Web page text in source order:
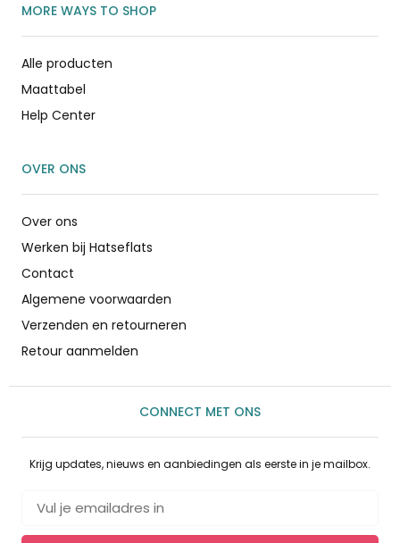
MORE WAYS TO SHOP
Alle producten
Maattabel
Help Center
OVER ONS
Over ons
Werken bij Hatseflats
Contact
Algemene voorwaarden
Verzenden en retourneren
Retour aanmelden
CONNECT MET ONS
Krijg updates, nieuws en aanbiedingen als eerste in je mailbox.